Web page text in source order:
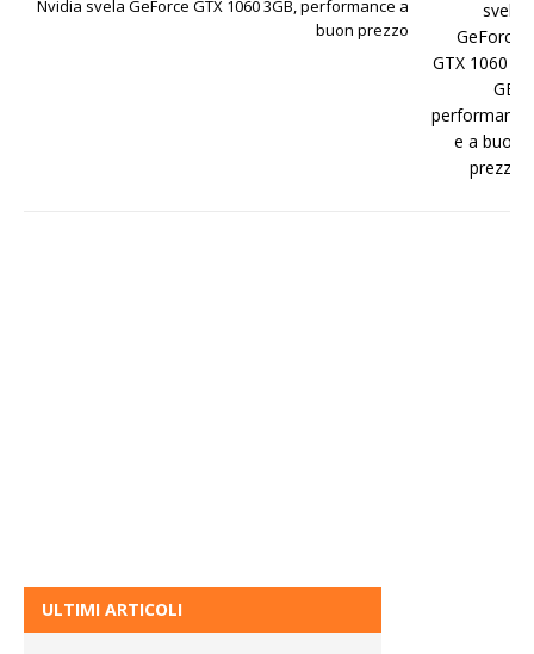
Nvidia svela GeForce GTX 1060 3GB, performance a
buon prezzo
ULTIMI ARTICOLI